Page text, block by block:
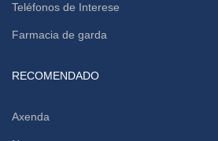
Teléfonos de Interese
Farmacia de garda
RECOMENDADO
Axenda